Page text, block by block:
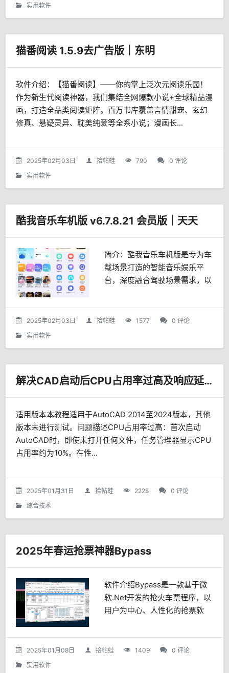
实用软件
猫番阅读 1.5.9去广告版｜东明
软件介绍：【猫番阅读】——你的掌上泛次元阅读乐园！
作为新生代阅读神器，我们集结全网爆款小说+全球精品漫
画，打造全品类阅读矩阵。百万书库覆盖言情甜宠、玄幻
修真、悬疑灵异、耽美纯爱等全系小说；漫画长...
2025年02月03日 拾帖蛙 790
0 评论
实用软件
酷我音乐车机版 v6.7.8.21 会员版｜天天
简介：酷我音乐车机版是专为车
载场景打造的智能音乐娱乐平
台，深度融合驾驶场景需求，以
和安全交互为核心，为车主提供
高品质的沉浸式音乐体验。无论
2025年02月03日 拾帖蛙 1577
0 评论
实用软件
解决CAD启动后CPU占用率过高及响应延迟问题
适用版本本教程适用于AutoCAD 2014至2024版本，其他
版本未进行测试。问题描述CPU占用率过高：首次启动
AutoCAD时，即使未打开任何文件，任务管理器显示CPU
占用率约为10%。在性...
2025年01月31日 拾帖蛙 2228
0 评论
综合技术
2025年春运抢票神器Bypass
软件介绍Bypass是一款基于微
软.Net开发的抢火车票程序，以
用户为中心、人性化的抢票软
带病毒、不收集隐私信息，并接
受各方技术评测，全心全意为用
2025年01月08日 拾帖蛙 1409
0 评论
实用软件